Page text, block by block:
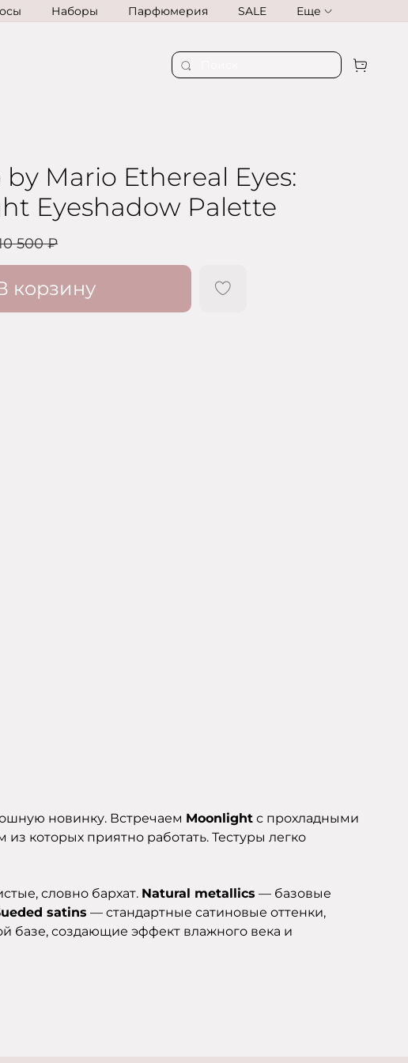
Наборы Парфюмерия SALE Еще
Mario Ethereal Eyes:
Eyeshadow Palette
500 ₽
корзину
новинку. Встречаем Moonlight с прохладными
которых приятно работать. Тестуры легко
словно бархат. Natural metallics — базовые
satins — стандартные сатиновые оттенки,
базе, создающие эффект влажного века и